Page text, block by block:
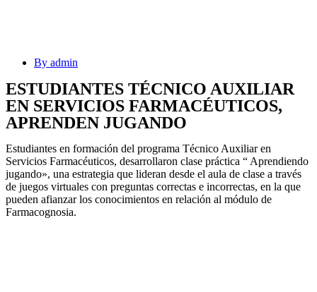
By admin
ESTUDIANTES TÉCNICO AUXILIAR
EN SERVICIOS FARMACÉUTICOS,
APRENDEN JUGANDO
Estudiantes en formación del programa Técnico Auxiliar en
Servicios Farmacéuticos, desarrollaron clase práctica “ Aprendiendo
jugando», una estrategia que lideran desde el aula de clase a través
de juegos virtuales con preguntas correctas e incorrectas, en la que
pueden afianzar los conocimientos en relación al módulo de
Farmacognosia.